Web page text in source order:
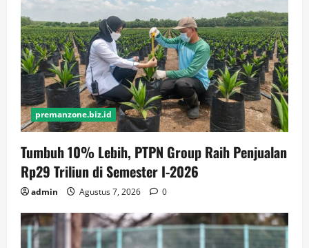
premanzone.biz.id
Tumbuh 10% Lebih, PTPN Group Raih Penjualan
Rp29 Triliun di Semester I-2026
admin Agustus 7, 2026 0